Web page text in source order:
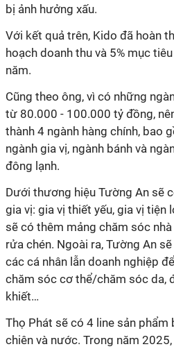
bị ảnh hưởng xấu.
Với kết quả trên, Kido đã hoàn
hoạch doanh thu và 5% mục
năm.
Cũng theo ông, vì có những
từ 80.000 - 100.000 tỷ đồng,
thành 4 ngành hàng chính, bao
ngành gia vị, ngành bánh và
đông lạnh.
Dưới thương hiệu Tường An sẽ
gia vị: gia vị thiết yếu, gia vị tiện
sẽ có thêm mảng chăm sóc
rửa chén. Ngoài ra, Tường An
các cá nhân lẫn doanh nghiệp
chăm sóc cơ thể/chăm sóc da,
khiết…
Thọ Phát sẽ có 4 line sản phẩm
chiên và nước. Trong năm